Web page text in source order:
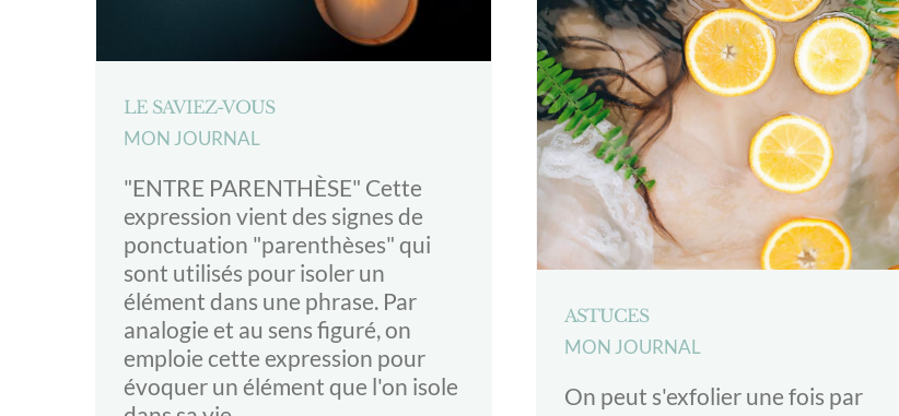
LE SAVIEZ-VOUS
MON JOURNAL
"ENTRE PARENTHÈSE" Cette
expression vient des signes de
ponctuation "parenthèses" qui
sont utilisés pour isoler un
élément dans une phrase. Par
analogie et au sens figuré, on
emploie cette expression pour
évoquer un élément que l'on isole
ASTUCES
MON JOURNAL
On peut s'exfolier une fois par